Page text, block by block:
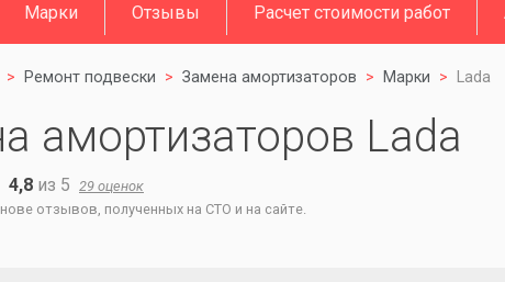
Марки Отзывы Расчет стоимости работ
Ремонт подвески Замена амортизаторов Марки Lada
амортизаторов Lada
4,8 из 5 29 оценок
отзывов, полученных на СТО и на сайте.